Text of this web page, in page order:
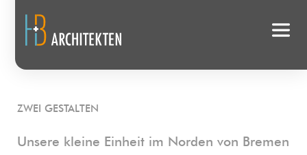
ZWEI GESTALTEN
Unsere kleine Einheit im Norden von Bremen